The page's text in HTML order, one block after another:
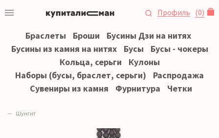
Профиль (0)
Браслеты Броши
Бусины Дзи на нитях
Бусины из камня на нитях
Бусы
Бусы - чокеры
Кольца, серьги
Кулоны
Наборы (бусы, браслет, серьги)
Распродажа
Сувениры из камня
Фурнитура Четки
Шунгит